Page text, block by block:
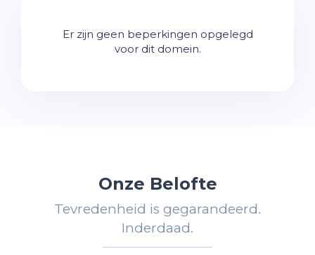
Er zijn geen beperkingen opgelegd
voor dit domein.
Onze Belofte
Tevredenheid is gegarandeerd.
Inderdaad.